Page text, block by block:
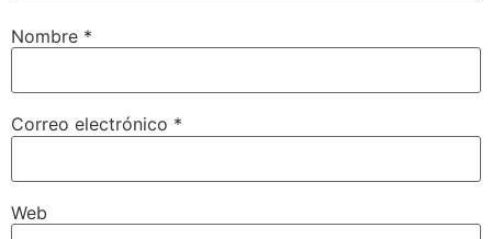
Nombre *
Correo electrónico *
Web